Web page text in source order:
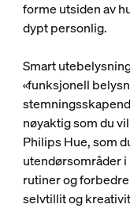
forme utsiden av
dypt personlig.
Smart
«funksjonell
nøyaktig som du
Philips Hue, som
utendørsområder
rutiner og
selvtillit og